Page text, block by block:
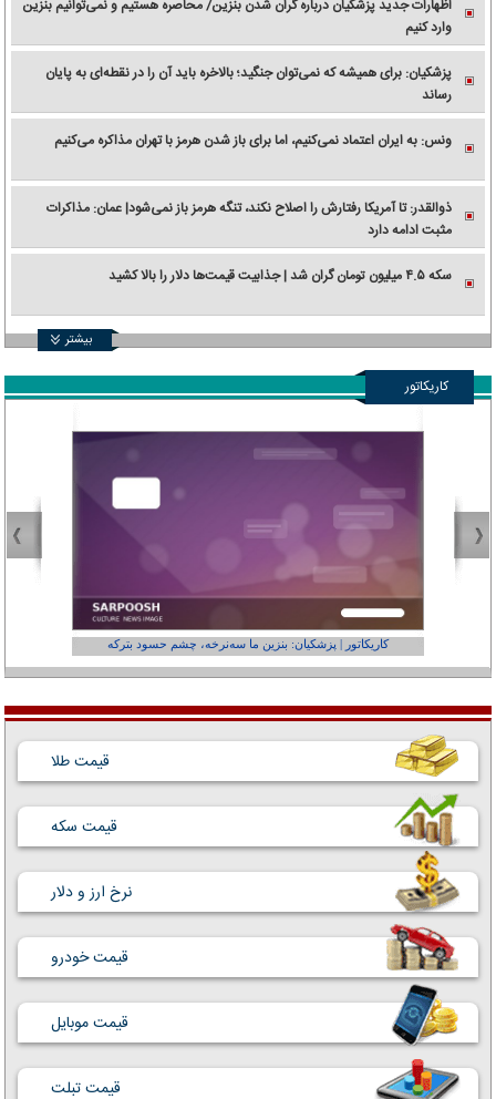
اظهارات جدید پزشکیان درباره گران شدن بنزین/ محاصره هستیم و نمی‌توانیم بنزین
وارد کنیم
پزشکیان: برای همیشه که نمی‌توان جنگید؛ بالاخره باید آن را در نقطه‌ای به پایان
رساند
ونس: به ایران اعتماد نمی‌کنیم، اما برای باز شدن هرمز با تهران مذاکره می‌کنیم
ذوالقدر: تا آمریکا رفتارش را اصلاح نکند، تنگه هرمز باز نمی‌شود| عمان: مذاکرات
مثبت ادامه دارد
سکه ۴.۵ میلیون تومان گران شد | جذابیت قیمت‌ها دلار را بالا کشید
بیشتر
کاریکاتور
کاریکاتور | پزشکیان: بنزین ما سه‌نرخه، چشم حسود بترکه
قیمت طلا
قیمت سکه
نرخ ارز و دلار
قیمت خودرو
قیمت موبایل
قیمت تبلت